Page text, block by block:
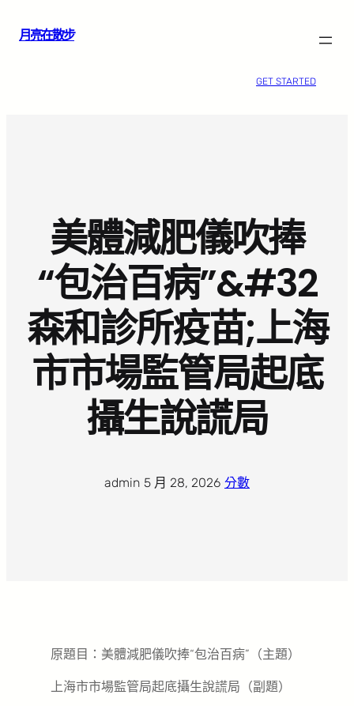
月亮在散步
GET STARTED
美體減肥儀吹捧
“包治百病”&#32
森和診所疫苗;上海
市市場監管局起底
攝生說謊局
admin 5 月 28, 2026 分數
原題目：美體減肥儀吹捧“包治百病”（主題）
上海市市場監管局起底攝生說謊局（副題）